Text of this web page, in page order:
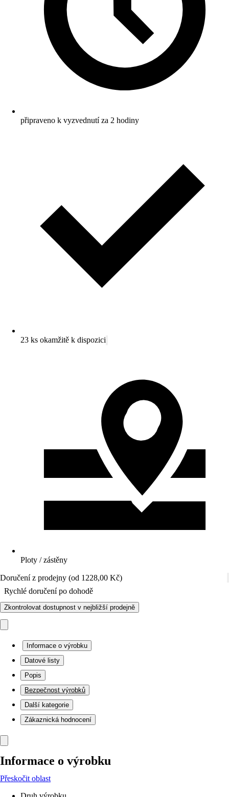
připraveno k vyzvednutí za 2 hodiny
23 ks okamžitě k dispozici
Ploty / zástěny
Doručení z prodejny (od 1228,00 Kč)
Rychlé doručení po dohodě
Zkontrolovat dostupnost v nejbližší prodejně
Informace o výrobku
Datové listy
Popis
Bezpečnost výrobků
Další kategorie
Zákaznická hodnocení
Informace o výrobku
Přeskočit oblast